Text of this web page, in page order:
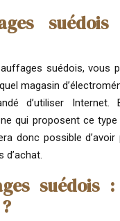
suédois, vous
magasin
d’utiliser
qui proposent ce
donc possible d’avoir
d’achat.
suédois